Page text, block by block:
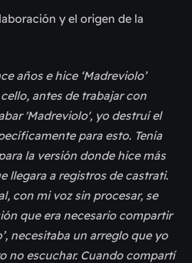
y el origen de la
años e hice ‘Madreviolo’
antes de trabajar con
'Madreviolo', yo destruí el
para esto. Tenía
la versión donde hice más
llegara a registros de castrati.
con mi voz sin procesar, se
que era necesario compartir
necesitaba un arreglo que yo
no escuchar. Cuando compartí